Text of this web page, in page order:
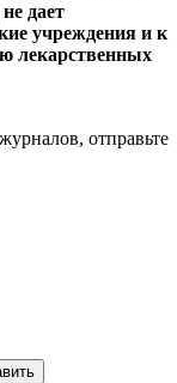
дает
учреждения и к
лекарственных
отправьте